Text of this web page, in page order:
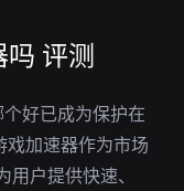
评测
好已成为保护在
戏加速器作为市场
户提供快速、